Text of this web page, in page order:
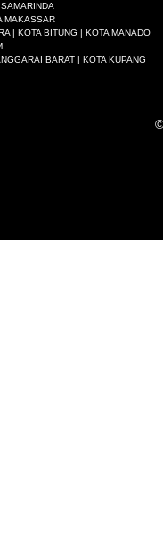
MAKASSAR
| KOTA BITUNG | KOTA MANADO
BARAT | KOTA KUPANG